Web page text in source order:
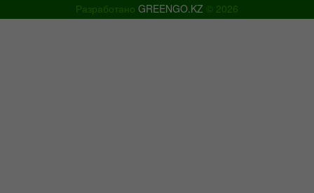
Разработано GREENGO.KZ © 2026